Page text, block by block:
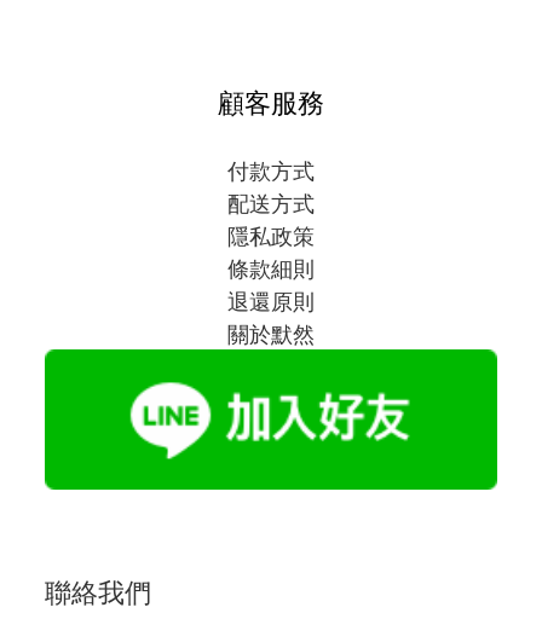
顧客服務
付款方式
配送方式
隱私政策
條款細則
退還原則
關於默然
聯絡我們